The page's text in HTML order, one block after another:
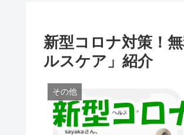
新型コロナ対策！
ルスケア」紹介
その他